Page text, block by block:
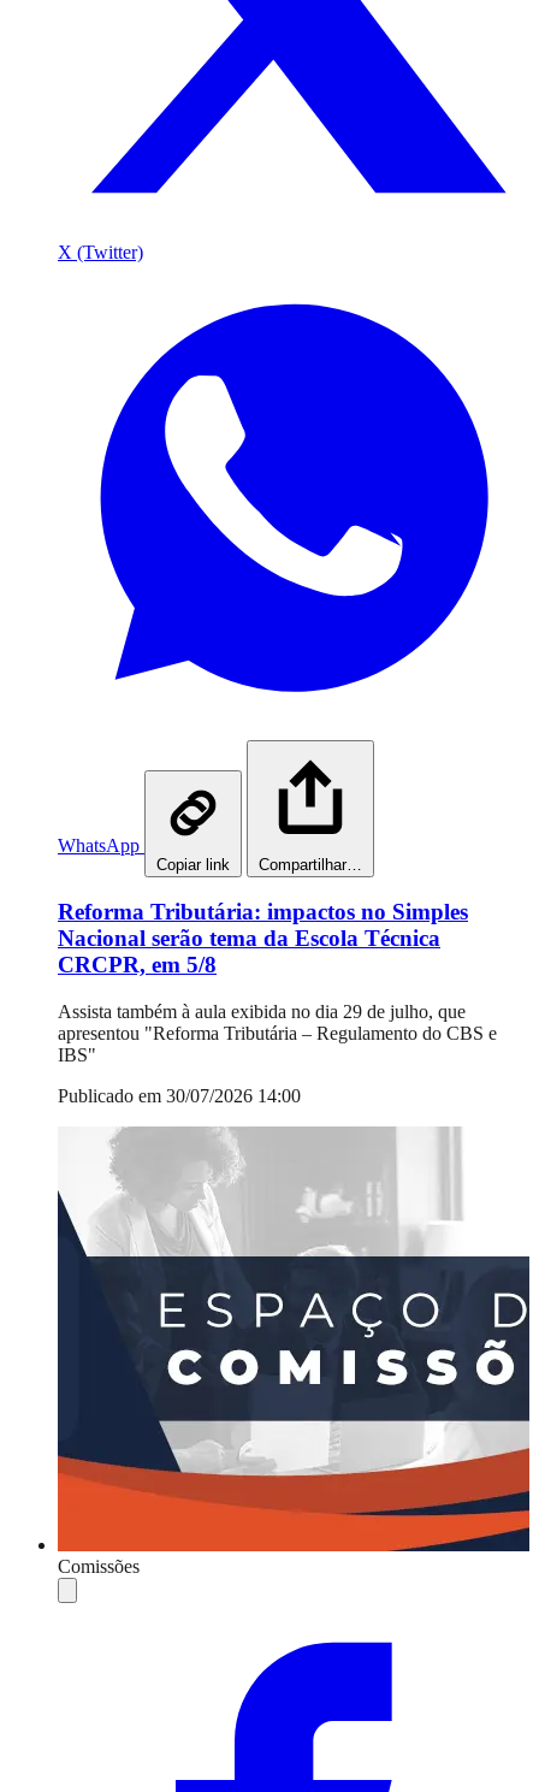
X (Twitter)
WhatsApp
Copiar link Compartilhar…
Reforma Tributária: impactos no Simples
Nacional serão tema da Escola Técnica
CRCPR, em 5/8
Assista também à aula exibida no dia 29 de julho, que
apresentou "Reforma Tributária – Regulamento do CBS e
IBS"
Publicado em 30/07/2026 14:00
Comissões
Compartilhar